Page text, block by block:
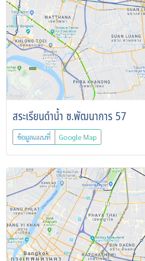
สระเรียนดำน้ำ ซ.พัฒนาการ 57
ข้อมูลแผนที่ Google Map